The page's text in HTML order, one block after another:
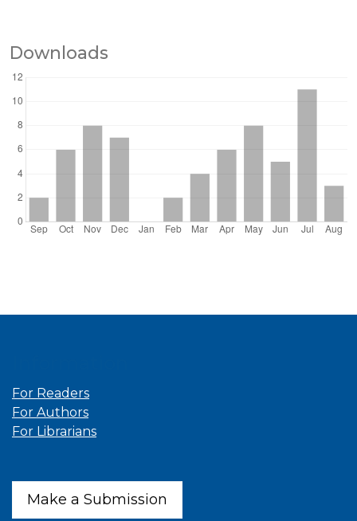
Downloads
For Readers
For Authors
For Librarians
Make a Submission